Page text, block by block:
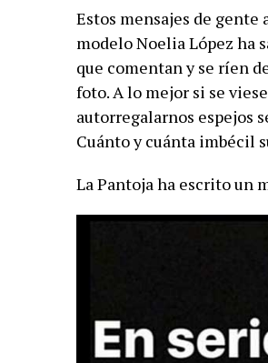
Estos mensajes de
modelo Noelia López ha
que comentan y se ríen
foto. A lo mejor si se
autorregalarnos espejos
Cuánto y cuánta imbécil
La Pantoja ha escrito un